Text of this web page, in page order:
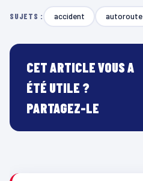
SUJETS : accident autoroute
CET ARTICLE VOUS A
ÉTÉ UTILE ?
PARTAGEZ-LE